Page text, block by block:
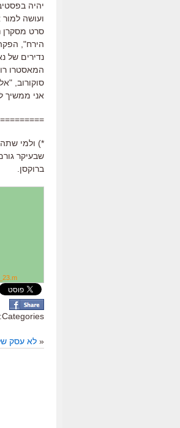
יהיה
ועושה
סרט מסקרן
נדירים של
המאסטרו
סוקורוב,
אני ממשיך
*) ולמי
ברוקסן.
Categories:
« לא עסק